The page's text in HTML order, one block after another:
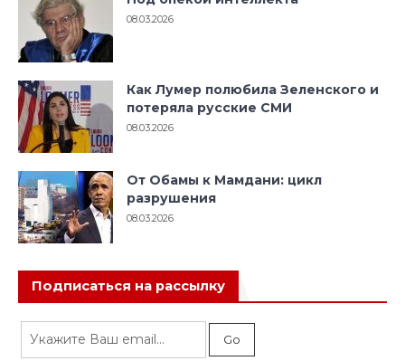
08.03.2026
Как Лумер полюбила Зеленского и
потеряла русские СМИ
08.03.2026
От Обамы к Мамдани: цикл
разрушения
08.03.2026
Подписаться на рассылку